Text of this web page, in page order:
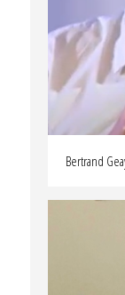
Bertrand